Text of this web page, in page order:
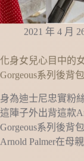
2021 年 4 月
化身女兒心目中的
Gorgeous系列後背
身為迪士尼忠實粉
這陣子外出背這款
Gorgeous系列後背
Arnold Palmer在母